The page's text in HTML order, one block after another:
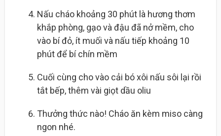
Nấu cháo khoảng 30 phút là hương thơm
khắp phòng, gạo và đậu đã nở mềm, cho
vào bí đỏ, ít muối và nấu tiếp khoảng 10
phút để bí chín mềm
Cuối cùng cho vào cải bó xôi nấu sôi lại rồi
tắt bếp, thêm vài giọt dầu oliu
Thưởng thức nào! Cháo ăn kèm miso càng
ngon nhé.